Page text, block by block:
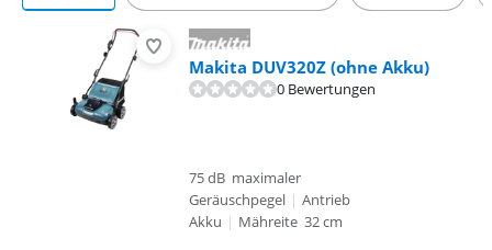
Makita DUV320Z (ohne Akku)
0 Bewertungen
75 dB maximaler
Geräuschpegel | Antrieb
Akku | Mähreite 32 cm